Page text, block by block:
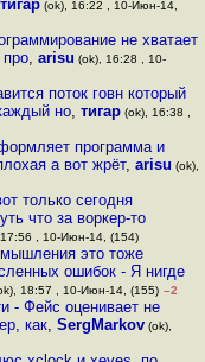
тигар (ok), 16:22 , 10-Июн-14,
не хватает
про, arisu (ok), 16:28 , 10-
поток говн который
но, тигар(ok), 16:38 ,
программа и
а вот жрёт,arisu (ok),
только сегодня
что за воркер-то
, 10-Июн-14, (154)
это тоже
ошибок - Я нигде
18:57 , 10-Июн-14, (155) –2
- Фейс оценивает не
как, SergMarkov(ok),